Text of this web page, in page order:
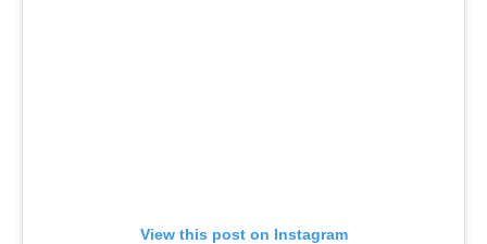
View this post on Instagram